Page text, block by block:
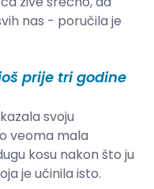
nas - poručila je
prije tri godine
svoju
veoma mala
kosu nakon što ju
je učinila isto.